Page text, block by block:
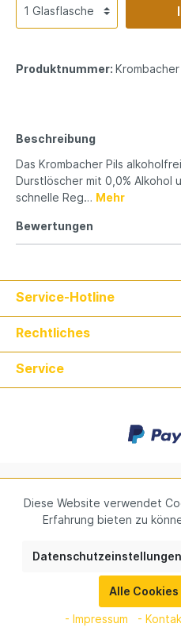
Produktnummer:
Beschreibung
Das Krombacher Pils
Durstlöscher mit 0,0% Alkohol
schnelle Reg… Mehr
Bewertungen
Service-Hotline
Rechtliches
Service
Verantwortung Kontakt
* Alle Preise inkl.
Versandkostenund ggf.
anders
© Hier kann ein
Diese Website verwendet
Erfahrung bieten zu
Datenschutzeinstellungen
Alle
- Impressum -